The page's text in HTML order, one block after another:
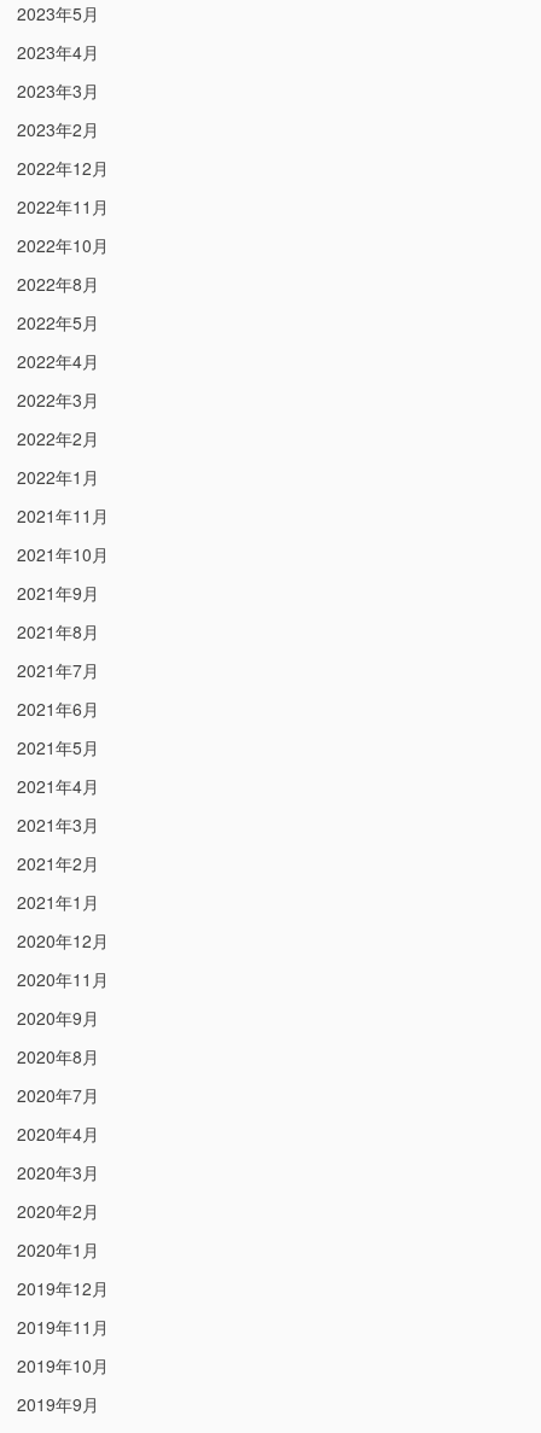
2023年5月
2023年4月
2023年3月
2023年2月
2022年12月
2022年11月
2022年10月
2022年8月
2022年5月
2022年4月
2022年3月
2022年2月
2022年1月
2021年11月
2021年10月
2021年9月
2021年8月
2021年7月
2021年6月
2021年5月
2021年4月
2021年3月
2021年2月
2021年1月
2020年12月
2020年11月
2020年9月
2020年8月
2020年7月
2020年4月
2020年3月
2020年2月
2020年1月
2019年12月
2019年11月
2019年10月
2019年9月